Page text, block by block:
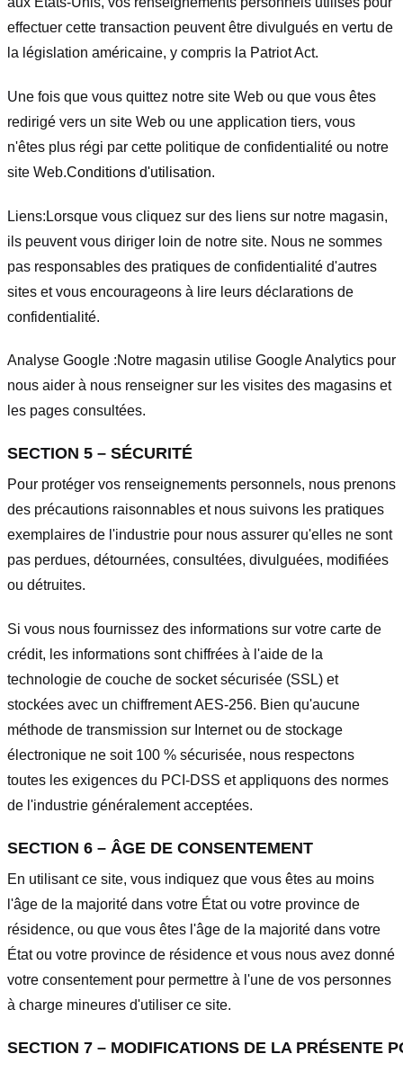
effectuer cette transaction peuvent être divulgués en vertu de
la législation américaine, y compris la Patriot Act.
Une fois que vous quittez notre site Web ou que vous êtes
redirigé vers un site Web ou une application tiers, vous
n'êtes plus régi par cette politique de confidentialité ou notre
site Web.Conditions d'utilisation.
Liens: Lorsque vous cliquez sur des liens sur notre magasin,
ils peuvent vous diriger loin de notre site. Nous ne sommes
pas responsables des pratiques de confidentialité d'autres
sites et vous encourageons à lire leurs déclarations de
confidentialité.
Analyse Google :Notre magasin utilise Google Analytics pour
nous aider à nous renseigner sur les visites des magasins et
les pages consultées.
SECTION 5 – SÉCURITÉ
Pour protéger vos renseignements personnels, nous prenons
des précautions raisonnables et nous suivons les pratiques
exemplaires de l'industrie pour nous assurer qu'elles ne sont
pas perdues, détournées, consultées, divulguées, modifiées
ou détruites.
Si vous nous fournissez des informations sur votre carte de
crédit, les informations sont chiffrées à l'aide de la
technologie de couche de socket sécurisée (SSL) et
stockées avec un chiffrement AES-256. Bien qu'aucune
méthode de transmission sur Internet ou de stockage
électronique ne soit 100 % sécurisée, nous respectons
toutes les exigences du PCI-DSS et appliquons des normes
de l'industrie généralement acceptées.
SECTION 6 – ÂGE DE CONSENTEMENT
En utilisant ce site, vous indiquez que vous êtes au moins
l'âge de la majorité dans votre État ou votre province de
résidence, ou que vous êtes l'âge de la majorité dans votre
État ou votre province de résidence et vous nous avez donné
votre consentement pour permettre à l'une de vos personnes
à charge mineures d'utiliser ce site.
SECTION 7 – MODIFICATIONS DE LA PRÉSENTE